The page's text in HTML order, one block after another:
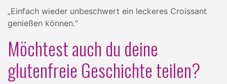
„Einfach wieder unbeschwert ein leckeres Croissant
genießen können.“
Möchtest auch du deine
glutenfreie Geschichte teilen?